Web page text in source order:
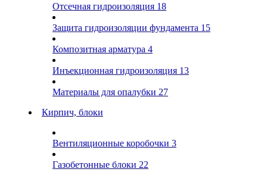
Отсечная гидроизоляция 18
Защита гидроизоляции фундамента 15
Композитная арматура 4
Инъекционная гидроизоляция 13
Материалы для опалубки 27
Кирпич, блоки
Вентиляционные коробочки 3
Газобетонные блоки 22